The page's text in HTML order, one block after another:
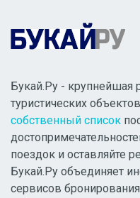
Букай.Ру - крупнейшая
туристических
собственный список
поездок и оставляйте
Букай.Ру объединяет
сервисов